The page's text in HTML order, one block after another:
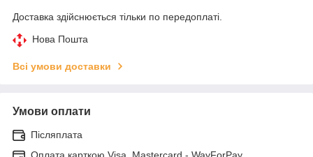
Доставка здійснюється тільки по передоплаті.
Нова Пошта
Всі умови доставки
Умови оплати
Післяплата
Оплата карткою Visa, Mastercard - WayForPay